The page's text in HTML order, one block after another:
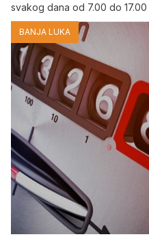
svakog dana od 7.00 do
BANJA LUKA